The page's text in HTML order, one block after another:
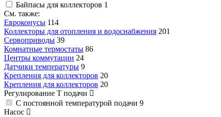
Байпасы для коллекторов 1
См. также:
Евроконусы 114
Коллекторы для отопления и водоснабжения 201
Сервоприводы 39
Комнатные термостаты 86
Центры коммутации 24
Датчики температуры 9
Крепления для коллекторов 20
Крепления для коллекторов 20
Регулирование T подачи
С постоянной температурой подачи 9
Насос